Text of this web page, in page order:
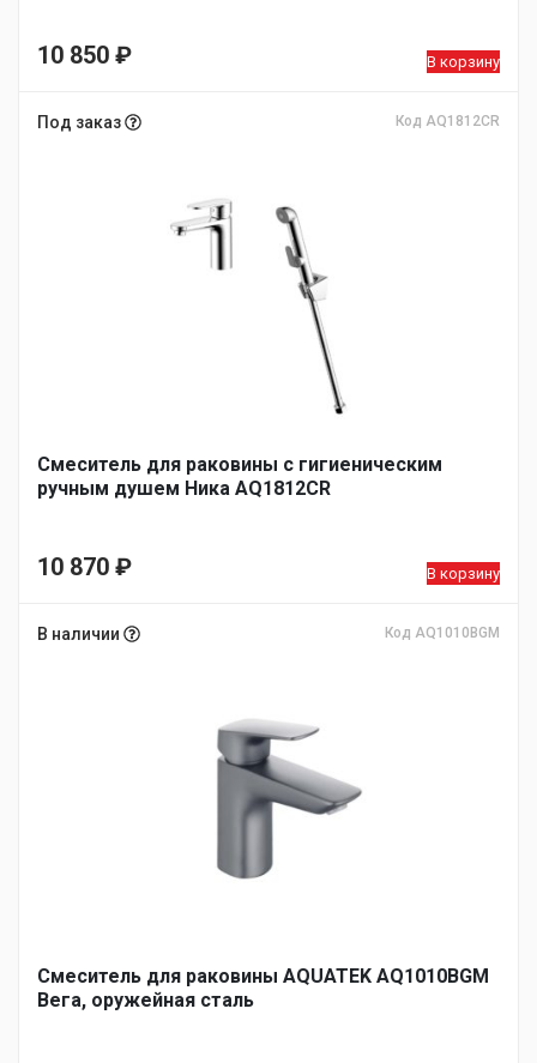
10 850 ₽ В корзину
Под заказ Код AQ1812CR
Смеситель для раковины с гигиеническим
ручным душем Ника AQ1812CR
10 870 ₽ В корзину
В наличии Код AQ1010BGM
Смеситель для раковины AQUATEK AQ1010BGM
Вега, оружейная сталь